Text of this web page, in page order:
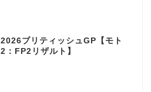
2026ブリティッシュGP【モト
2：FP2リザルト】